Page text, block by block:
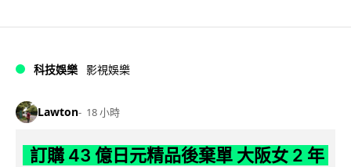
科技娛樂 影視娛樂
Lawton 18 小時
訂購 43 億日元精品後棄單 大阪女 2 年